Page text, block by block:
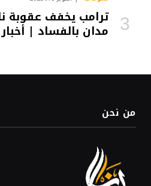
ترامب يخفف عقوبة
مدان بالفساد | أخبار
من نحن